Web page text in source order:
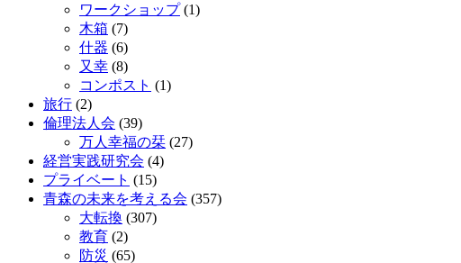
ワークショップ(1)
木箱 (7)
什器 (6)
又幸 (8)
コンポスト (1)
旅行 (2)
倫理法人会 (39)
万人幸福の栞 (27)
経営実践研究会 (4)
プライベート (15)
青森の未来を考える会 (357)
大転換 (307)
教育 (2)
防災 (65)